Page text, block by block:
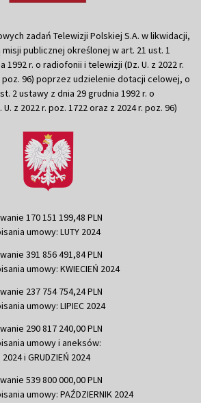
zadań Telewizji Polskiej S.A. w likwidacji,
publicznej określonej w art. 21 ust. 1
1992 r. o radiofonii i telewizji (Dz. U. z 2022 r.
poz. 96) poprzez udzielenie dotacji celowej, o
2 ustawy z dnia 29 grudnia 1992 r. o
z 2022 r. poz. 1722 oraz z 2024 r. poz. 96)
170 151 199,48 PLN
umowy: LUTY 2024
391 856 491,84 PLN
umowy: KWIECIEŃ 2024
237 754 754,24 PLN
umowy: LIPIEC 2024
290 817 240,00 PLN
umowy i aneksów:
2024 i GRUDZIEŃ 2024
539 800 000,00 PLN
umowy: PAŹDZIERNIK 2024